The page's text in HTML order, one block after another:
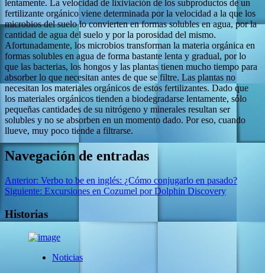
lentamente. La velocidad de lixiviación de los subproductos de un
fertilizante orgánico viene determinada por la velocidad a la que los
microbios del suelo lo convierten en formas solubles en agua, por la
cantidad de agua del suelo y por la porosidad del mismo.
Afortunadamente, los microbios transforman la materia orgánica en
formas solubles en agua de forma bastante lenta y gradual, por lo
que las bacterias, los hongos y las plantas tienen mucho tiempo para
absorber lo que necesitan antes de que se filtre. Las plantas no
necesitan los materiales orgánicos de estos fertilizantes. Dado que
los materiales orgánicos tienden a biodegradarse lentamente, sólo
pequeñas cantidades de su nitrógeno y minerales resultan ser
solubles y no se absorben en un momento dado. Por eso, cuando
llueve, muy poco tiende a filtrarse.
Navegación de entradas
Anterior: Verbo to be en inglés: ¿Cómo conjugarlo en pasado?
Siguiente: Excursiones en Cozumel por Dolphin Discovery
Historias
Noticias